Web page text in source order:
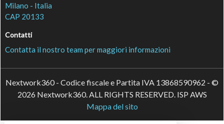
Milano - Italia
CAP 20133
Contatti
Contatta il nostro team per maggiori informazioni
Nextwork360 - Codice fiscale e Partita IVA 13868590962 - ©
2026 Nextwork360. ALL RIGHTS RESERVED. ISP AWS
Mappa del sito